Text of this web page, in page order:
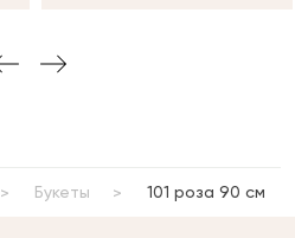
Букеты 101 роза 90 см